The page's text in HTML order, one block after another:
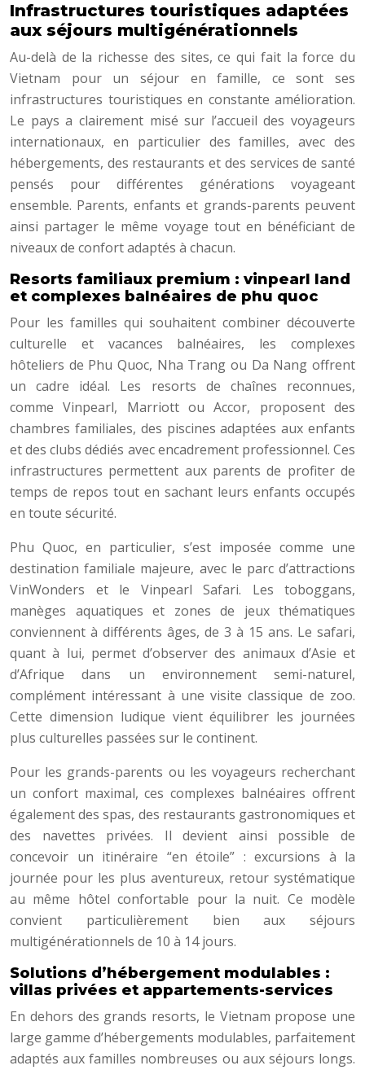
Infrastructures touristiques adaptées
aux séjours multigénérationnels
Au-delà de la richesse des sites, ce qui fait la force du
Vietnam pour un séjour en famille, ce sont ses
infrastructures touristiques en constante amélioration.
Le pays a clairement misé sur l’accueil des voyageurs
internationaux, en particulier des familles, avec des
hébergements, des restaurants et des services de santé
pensés pour différentes générations voyageant
ensemble. Parents, enfants et grands-parents peuvent
ainsi partager le même voyage tout en bénéficiant de
niveaux de confort adaptés à chacun.
Resorts familiaux premium : vinpearl land
et complexes balnéaires de phu quoc
Pour les familles qui souhaitent combiner découverte
culturelle et vacances balnéaires, les complexes
hôteliers de Phu Quoc, Nha Trang ou Da Nang offrent
un cadre idéal. Les resorts de chaînes reconnues,
comme Vinpearl, Marriott ou Accor, proposent des
chambres familiales, des piscines adaptées aux enfants
et des clubs dédiés avec encadrement professionnel. Ces
infrastructures permettent aux parents de profiter de
temps de repos tout en sachant leurs enfants occupés
en toute sécurité.
Phu Quoc, en particulier, s’est imposée comme une
destination familiale majeure, avec le parc d’attractions
VinWonders et le Vinpearl Safari. Les toboggans,
manèges aquatiques et zones de jeux thématiques
conviennent à différents âges, de 3 à 15 ans. Le safari,
quant à lui, permet d’observer des animaux d’Asie et
d’Afrique dans un environnement semi-naturel,
complément intéressant à une visite classique de zoo.
Cette dimension ludique vient équilibrer les journées
plus culturelles passées sur le continent.
Pour les grands-parents ou les voyageurs recherchant
un confort maximal, ces complexes balnéaires offrent
également des spas, des restaurants gastronomiques et
des navettes privées. Il devient ainsi possible de
concevoir un itinéraire “en étoile” : excursions à la
journée pour les plus aventureux, retour systématique
au même hôtel confortable pour la nuit. Ce modèle
convient particulièrement bien aux séjours
multigénérationnels de 10 à 14 jours.
Solutions d’hébergement modulables :
villas privées et appartements-services
En dehors des grands resorts, le Vietnam propose une
large gamme d’hébergements modulables, parfaitement
adaptés aux familles nombreuses ou aux séjours longs.